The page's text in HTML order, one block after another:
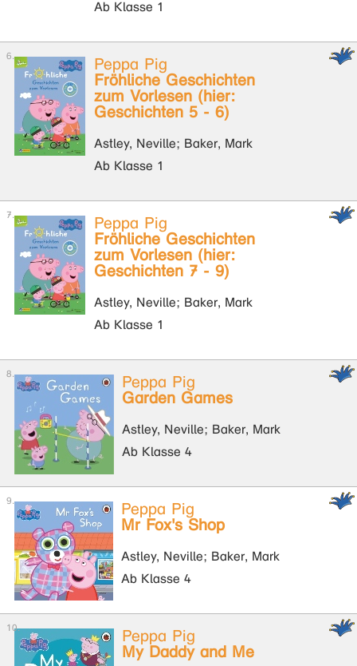
Ab Klasse 1
Peppa Pig
Fröhliche Geschichten
zum Vorlesen (hier:
Geschichten 5 - 6)
Astley, Neville; Baker, Mark
Ab Klasse 1
Peppa Pig
Fröhliche Geschichten
zum Vorlesen (hier:
Geschichten 7 - 9)
Astley, Neville; Baker, Mark
Ab Klasse 1
Peppa Pig
Garden Games
Astley, Neville; Baker, Mark
Ab Klasse 4
Peppa Pig
Mr Fox's Shop
Astley, Neville; Baker, Mark
Ab Klasse 4
Peppa Pig
My Daddy and Me